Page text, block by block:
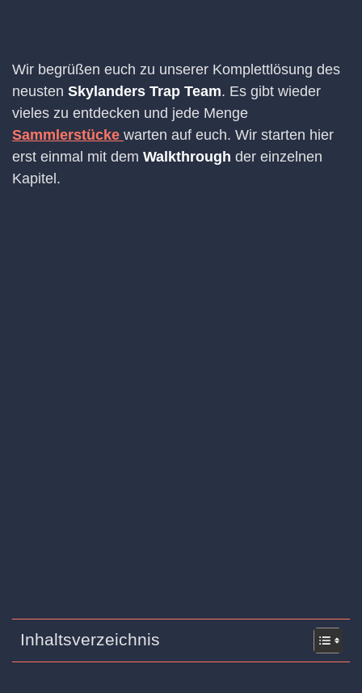
Wir begrüßen euch zu unserer Komplettlösung des
neusten Skylanders Trap Team. Es gibt wieder
vieles zu entdecken und jede Menge
Sammlerstücke warten auf euch. Wir starten hier
erst einmal mit dem Walkthrough der einzelnen
Kapitel.
Inhaltsverzeichnis